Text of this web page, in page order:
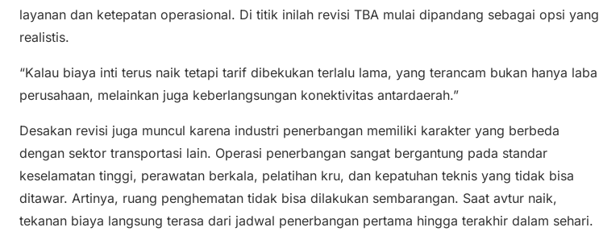
layanan dan ketepatan operasional. Di titik inilah revisi TBA mulai dipandang sebagai opsi yang
realistis.
“Kalau biaya inti terus naik tetapi tarif dibekukan terlalu lama, yang terancam bukan hanya laba
perusahaan, melainkan juga keberlangsungan konektivitas antardaerah.”
Desakan revisi juga muncul karena industri penerbangan memiliki karakter yang berbeda
dengan sektor transportasi lain. Operasi penerbangan sangat bergantung pada standar
keselamatan tinggi, perawatan berkala, pelatihan kru, dan kepatuhan teknis yang tidak bisa
ditawar. Artinya, ruang penghematan tidak bisa dilakukan sembarangan. Saat avtur naik,
tekanan biaya langsung terasa dari jadwal penerbangan pertama hingga terakhir dalam sehari.